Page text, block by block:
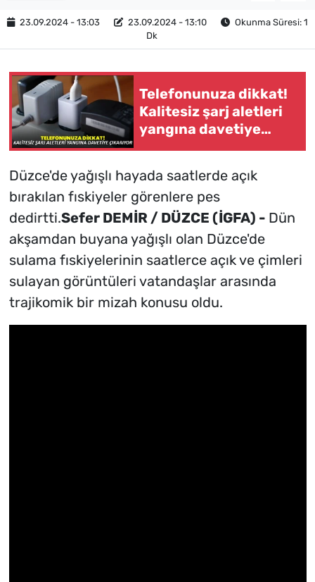
23.09.2024 - 13:03 23.09.2024 - 13:10
Okunma Süresi: 1
Dk
Telefonunuza dikkat!
Kalitesiz şarj aletleri
yangına davetiye
çıkarıyor
Düzce'de yağışlı hayada saatlerde açık
bırakılan fıskiyeler görenlere pes
dedirtti.Sefer DEMİR / DÜZCE (İGFA) - Dün
akşamdan buyana yağışlı olan Düzce'de
sulama fıskiyelerinin saatlerce açık ve çimleri
sulayan görüntüleri vatandaşlar arasında
trajikomik bir mizah konusu oldu.